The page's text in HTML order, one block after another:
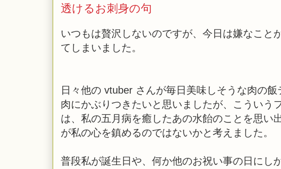
透けるお刺身の句
いつもは贅沢しないのですが、今日は嫌なこと
てしまいました。
日々他の vtuber さんが毎日美味しそうな肉の
肉にかぶりつきたいと思いましたが、こういう
は、私の五月病を癒したあの水飴のことを思い
が私の心を鎮めるのではないかと考えました。
普段私が誕生日や、何か他のお祝い事の日にし